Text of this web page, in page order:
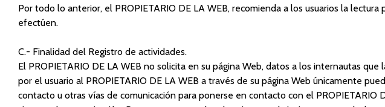
Por todo lo anterior, el PROPIETARIO DE LA WEB, recomienda a los usuarios la
efectúen.
C.- Finalidad del Registro de actividades.
El PROPIETARIO DE LA WEB no solicita en su página Web, datos a los internautas
por el usuario al PROPIETARIO DE LA WEB a través de su página Web únicamente
contacto u otras vías de comunicación para ponerse en contacto con el